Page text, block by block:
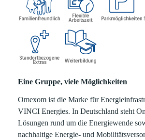
Eine Gruppe, viele Möglichkeiten
Omexom ist die Marke für
VINCI Energies. In Deutschland steht
Lösungen rund um die Energiewende
nachhaltige Energie- und